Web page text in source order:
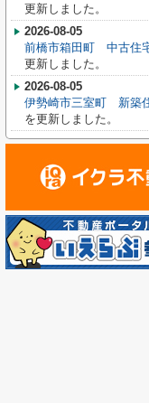
更新しました。
2026-08-05
前橋市箱田町 中古住
更新しました。
2026-08-05
伊勢崎市三室町 新築
を更新しました。